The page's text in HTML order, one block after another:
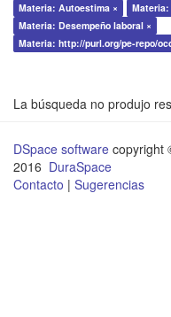
Materia: Autoestima ×
Materia:
Materia: Desempeño laboral ×
Materia: http://purl.org/pe-repo/
La búsqueda no produjo
DSpace software copyright
2016 DuraSpace
Contacto | Sugerencias